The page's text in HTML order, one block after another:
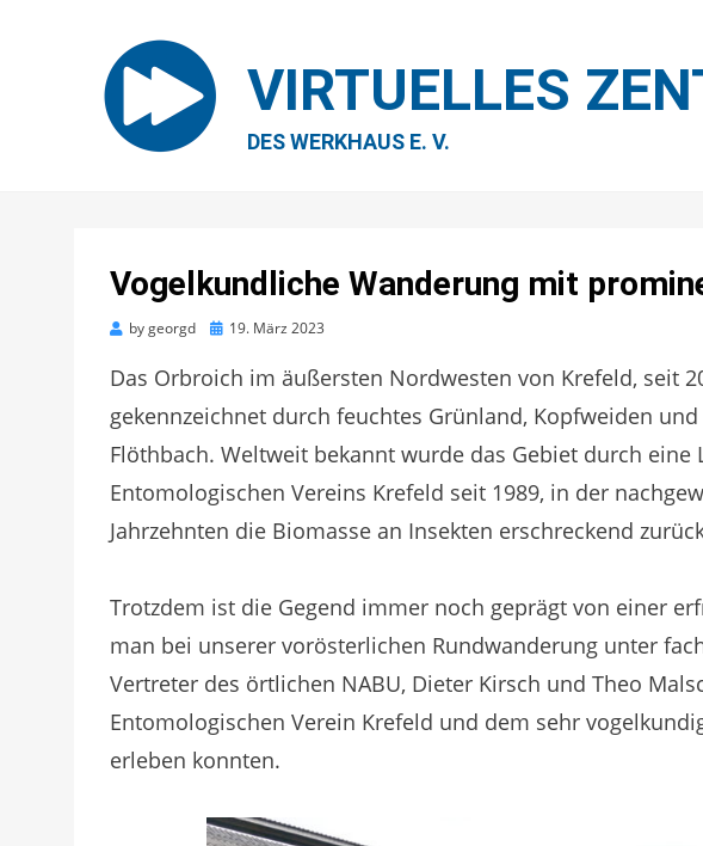
VIRTUELLES
DES WERKHAUS E. V.
Vogelkundliche Wanderung mit
bygeorgd
Posted19. März 2023
Das Orbroich im äußersten Nordwesten von Krefeld, seit
gekennzeichnet durch feuchtes Grünland, Kopfweiden
Flöthbach. Weltweit bekannt wurde das Gebiet durch eine
Entomologischen Vereins Krefeld seit 1989, in der
Jahrzehnten die Biomasse an Insekten erschreckend
Trotzdem ist die Gegend immer noch geprägt von einer
man bei unserer vorösterlichen Rundwanderung unter
Vertreter des örtlichen NABU, Dieter Kirsch und Theo
Entomologischen Verein Krefeld und dem sehr
erleben konnten.